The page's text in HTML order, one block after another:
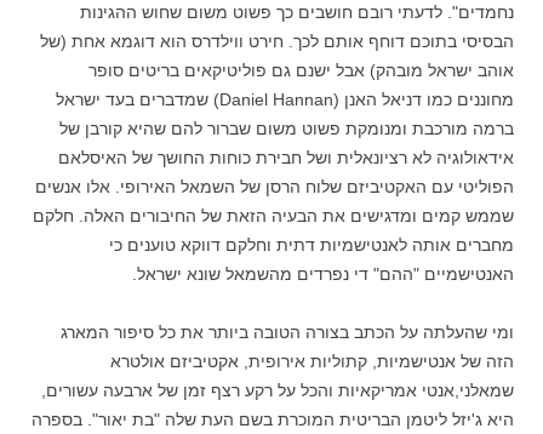
נחמדים". לדעתי רובם חושבים כך פשוט משום שחוש ההגינות
הבסיסי בתוכם דוחף אותם לכך. חירט ווילדרס הוא דוגמא אחת (של
אוהב ישראל מובהק) אבל ישנם גם פוליטיקאים בריטים סופר
מחוננים כמו דניאל האנן (Daniel Hannan) שמדברים בעד ישראל
ברמה מורכבת ומנומקת פשוט משום שברור להם שהיא קורבן של
אידאולוגיה לא רציונאלית ושל חבירת כוחות החושך של האיסלאם
הפוליטי עם האקטיביזם שלוח הרסן של השמאל האירופי. אלו אנשים
שממש קמים ומדגישים את הבעיה הזאת של החיבורים האלה. חלקם
מחברים אותה לאנטישמיות דתית וחלקם דווקא טוענים כי
האנטישמיים "ההם" די נפרדים מהשמאל שונא ישראל.
ומי שהעלתה על הכתב בצורה הטובה ביותר את כל סיפור המארג
הזה של אנטישמיות, קתוליות אירופית, אקטיביזם אולטרא
שמאלני,אנטי אמריקאיות והכל על רקע רצף זמן של ארבעה עשורים,
היא ג'יזל ליטמן הבריטית המוכרת בשם העת שלה "בת יאור". בספרה